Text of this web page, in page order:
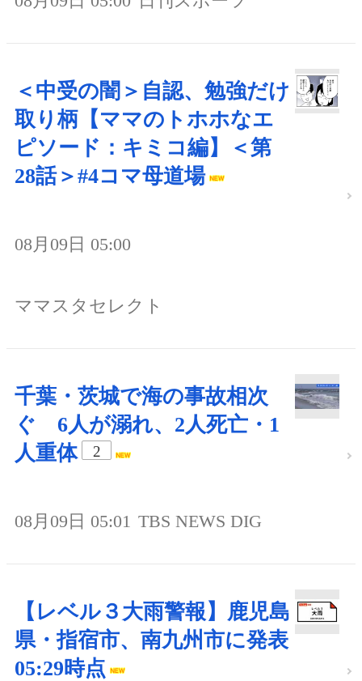
＜中受の闇＞自認、勉強だけ
取り柄【ママのトホホなエ
ピソード：キミコ編】＜第
28話＞#4コマ母道場
08月09日 05:00
ママスタセレクト
千葉・茨城で海の事故相次
ぐ 6人が溺れ、2人死亡・1
人重体
2
08月09日 05:01 TBS NEWS DIG
【レベル３大雨警報】鹿児島
県・指宿市、南九州市に発表
05:29時点